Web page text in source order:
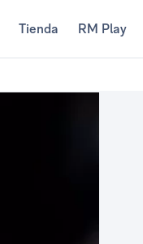
Tienda RM Play